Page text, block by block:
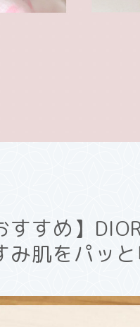
すすめ】
み肌をパッと